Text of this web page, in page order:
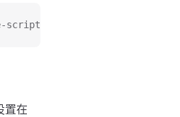
raw/main/oalive.sh)
置在